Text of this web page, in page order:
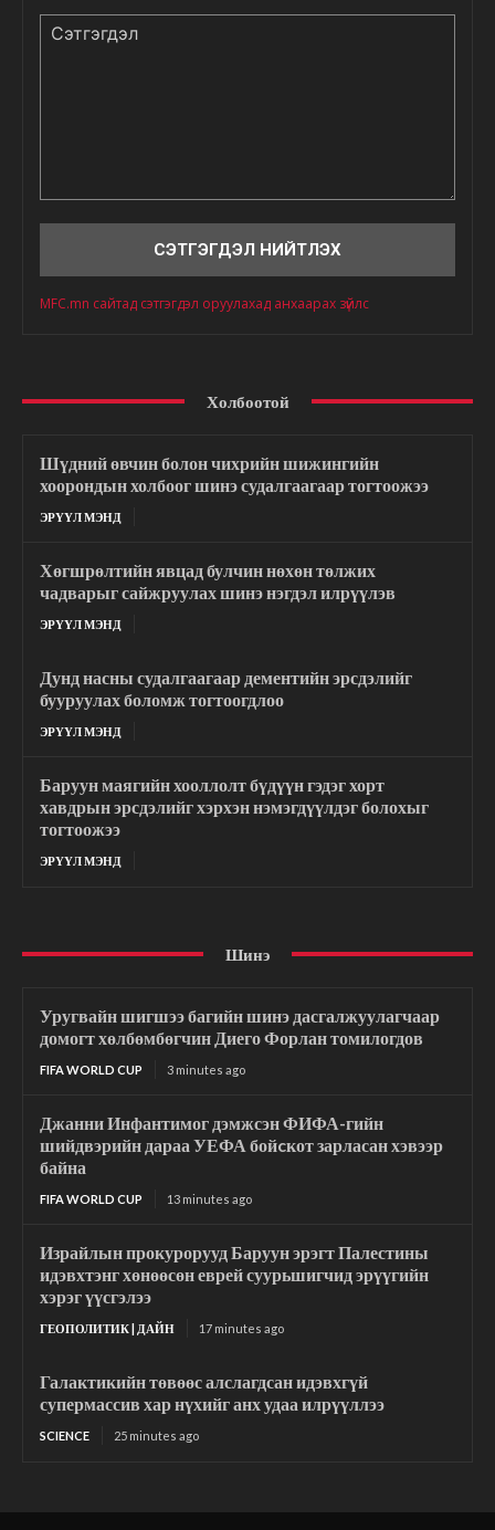
MFC.mn сайтад сэтгэгдэл оруулахад анхаарах зүйлс
Холбоотой
Шүдний өвчин болон чихрийн шижингийн
хоорондын холбоог шинэ судалгаагаар тогтоожээ
ЭРҮҮЛ МЭНД
Хөгшрөлтийн явцад булчин нөхөн төлжих
чадварыг сайжруулах шинэ нэгдэл илрүүлэв
ЭРҮҮЛ МЭНД
Дунд насны судалгаагаар дементийн эрсдэлийг
бууруулах боломж тогтоогдлоо
ЭРҮҮЛ МЭНД
Баруун маягийн хооллолт бүдүүн гэдэг хорт
хавдрын эрсдэлийг хэрхэн нэмэгдүүлдэг болохыг
тогтоожээ
ЭРҮҮЛ МЭНД
Шинэ
Уругвайн шигшээ багийн шинэ дасгалжуулагчаар
домогт хөлбөмбөгчин Диего Форлан томилогдов
FIFA WORLD CUP 3 minutes ago
Джанни Инфантимог дэмжсэн ФИФА-гийн
шийдвэрийн дараа УЕФА бойcкот зарласан хэвээр
байна
FIFA WORLD CUP 13 minutes ago
Израйлын прокурорууд Баруун эрэгт Палестины
идэвхтэнг хөнөөсөн еврей суурьшигчид эрүүгийн
хэрэг үүсгэлээ
ГЕОПОЛИТИК | ДАЙН 17 minutes ago
Галактикийн төвөөс алслагдсан идэвхгүй
супермассив хар нүхийг анх удаа илрүүллээ
SCIENCE 25 minutes ago